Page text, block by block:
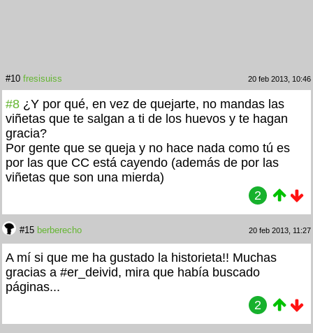
#10 fresisuiss 20 feb 2013, 10:46
#8 ¿Y por qué, en vez de quejarte, no mandas las
viñetas que te salgan a ti de los huevos y te hagan
gracia?
Por gente que se queja y no hace nada como tú es
por las que CC está cayendo (además de por las
viñetas que son una mierda)
2
#15 berberecho 20 feb 2013, 11:27
A mí si que me ha gustado la historieta!! Muchas
gracias a #er_deivid, mira que había buscado
páginas...
2